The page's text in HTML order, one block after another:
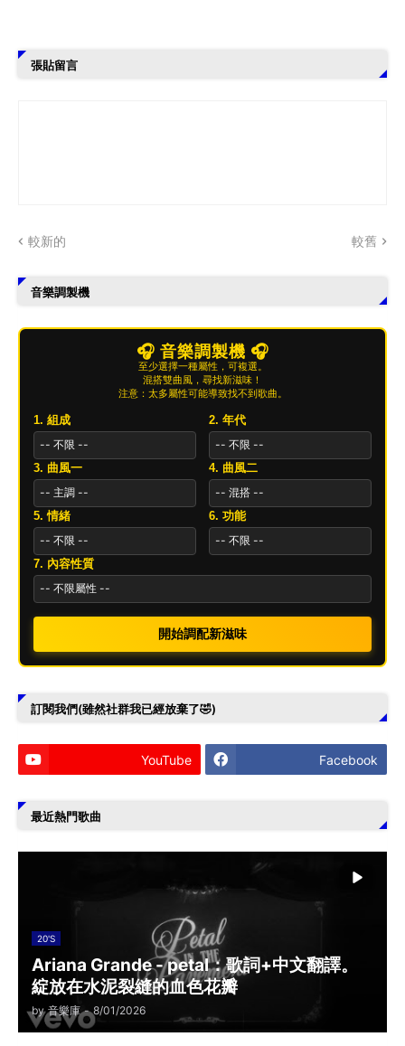
張貼留言
較新的 較舊
音樂調製機
🎧 音樂調製機 🎧
至少選擇一種屬性，可複選。
混搭雙曲風，尋找新滋味！
注意：太多屬性可能導致找不到歌曲。
1. 組成 2. 年代
3. 曲風一 4. 曲風二
5. 情緒 6. 功能
7. 內容性質
開始調配新滋味
訂閱我們(雖然社群我已經放棄了🤣)
YouTube Facebook
最近熱門歌曲
20'S
Ariana Grande - petal：歌詞+中文翻譯。
綻放在水泥裂縫的血色花瓣
by 音樂庫 - 8/01/2026